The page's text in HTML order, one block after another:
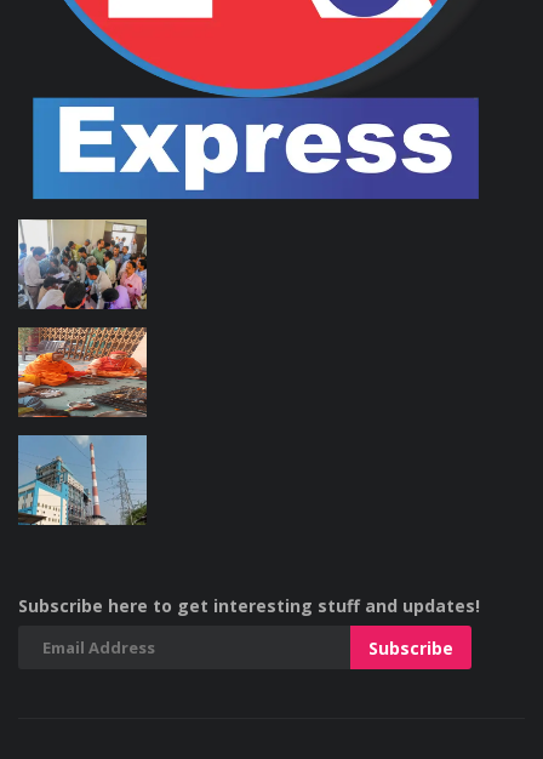
Subscribe here to get interesting stuff and updates!